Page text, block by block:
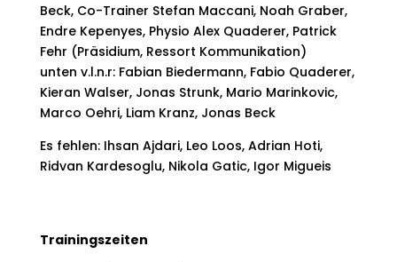
Beck, Co-Trainer Stefan Maccani, Noah Graber,
Endre Kepenyes, Physio Alex Quaderer, Patrick
Fehr (Präsidium, Ressort Kommunikation)
unten v.l.n.r: Fabian Biedermann, Fabio Quaderer,
Kieran Walser, Jonas Strunk, Mario Marinkovic,
Marco Oehri, Liam Kranz, Jonas Beck
Es fehlen: Ihsan Ajdari, Leo Loos, Adrian Hoti,
Ridvan Kardesoglu, Nikola Gatic, Igor Migueis
Trainingszeiten